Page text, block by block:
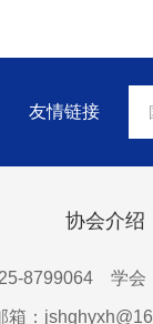
友情链接
协会介绍
8799064 学会
箱：